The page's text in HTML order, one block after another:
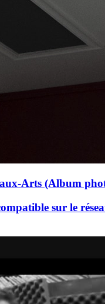
Arts (Album
sur le